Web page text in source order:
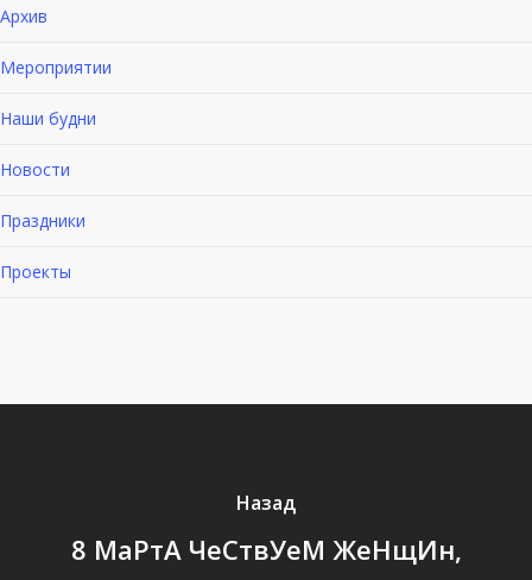
Архив
Мероприятии
Наши будни
Новости
Праздники
Проекты
Назад
8 МаРтА ЧеСтвУеМ ЖеНщИн,